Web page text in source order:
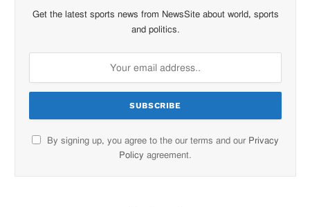
Get the latest sports news from NewsSite about world, sports
and politics.
By signing up, you agree to the our terms and our Privacy
Policy agreement.